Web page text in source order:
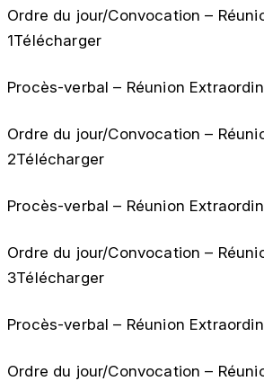
Ordre du jour/Convocation –
1Télécharger
Procès-verbal – Réunion
Ordre du jour/Convocation –
2Télécharger
Procès-verbal – Réunion
Ordre du jour/Convocation –
3Télécharger
Procès-verbal – Réunion
Ordre du jour/Convocation –